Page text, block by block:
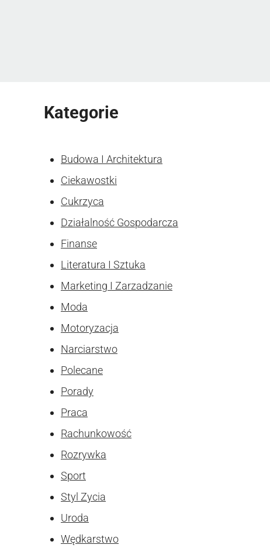
Kategorie
Budowa I Architektura
Ciekawostki
Cukrzyca
Działalność Gospodarcza
Finanse
Literatura I Sztuka
Marketing I Zarzadzanie
Moda
Motoryzacja
Narciarstwo
Polecane
Porady
Praca
Rachunkowość
Rozrywka
Sport
Styl Zycia
Uroda
Wędkarstwo